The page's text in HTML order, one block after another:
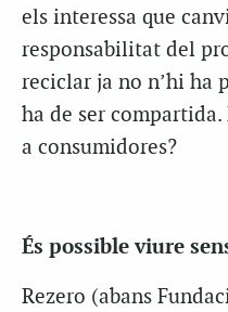
els interessa que
responsabilitat del
reciclar ja no n’hi ha
ha de ser
a consumidores?
És possible viure
Rezero (abans